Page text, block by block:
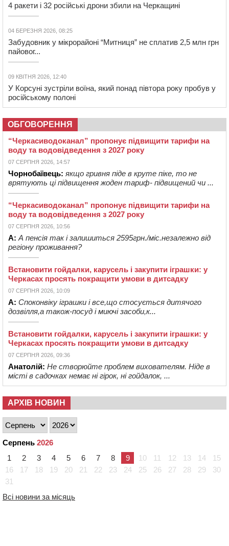
4 ракети і 32 російські дрони збили на Черкащині
04 БЕРЕЗНЯ 2026, 08:25
Забудовник у мікрорайоні “Митниця” не сплатив 2,5 млн грн
пайовог...
09 КВІТНЯ 2026, 12:40
У Корсуні зустріли воїна, який понад півтора року пробув у
російському полоні
ОБГОВОРЕННЯ
“Черкасиводоканал” пропонує підвищити тарифи на
воду та водовідведення з 2027 року
07 СЕРПНЯ 2026, 14:57
Чорнобаївець: якщо гривня піде в круте піке, то не
врятують ці підвищення жоден тариф- підвищений чи ...
“Черкасиводоканал” пропонує підвищити тарифи на
воду та водовідведення з 2027 року
07 СЕРПНЯ 2026, 10:56
А: А пенсія так і залишиться 2595грн./міс.незалежно від
регіону проживання?
Встановити гойдалки, карусель і закупити іграшки: у
Черкасах просять покращити умови в дитсадку
07 СЕРПНЯ 2026, 10:09
А: Споконвіку іграшки і все,що стосується дитячого
дозвілля,а також-посуд і миючі засоби,к...
Встановити гойдалки, карусель і закупити іграшки: у
Черкасах просять покращити умови в дитсадку
07 СЕРПНЯ 2026, 09:36
Анатолій: Не створюйте проблем вихователям. Ніде в
місті в садочках немає ні гірок, ні гойдалок, ...
АРХІВ НОВИН
Серпень 2026
1
2 3 4 5 6 7 8 9 10 11 12 13 14
15
16
17 18 19 20 21 22 23 24 25 26 27 28 29
30
31
Всі новини за місяць